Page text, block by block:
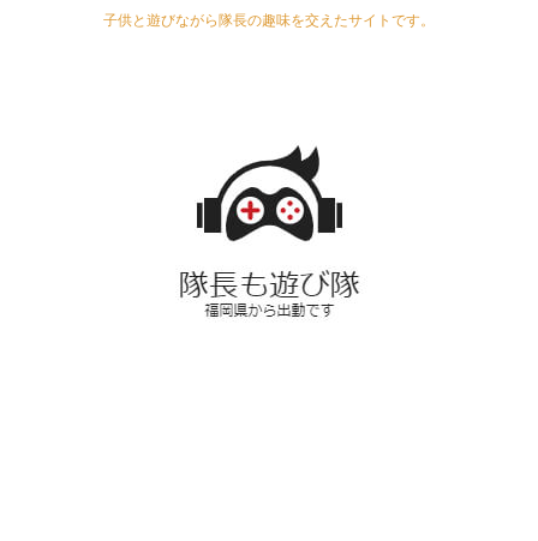
子供と遊びながら隊長の趣味を交えたサイトです。